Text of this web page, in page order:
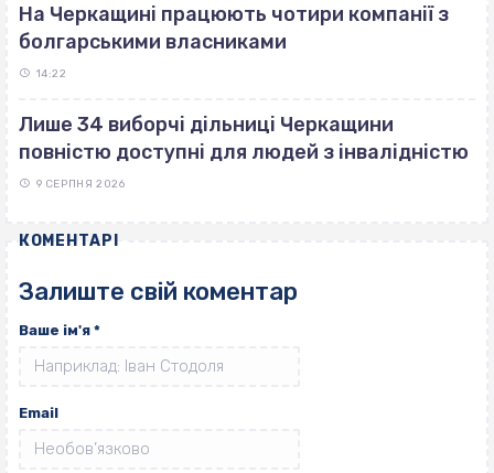
На Черкащині працюють чотири компанії з
болгарськими власниками
14:22
Лише 34 виборчі дільниці Черкащини
повністю доступні для людей з інвалідністю
9 СЕРПНЯ 2026
КОМЕНТАРІ
Залиште свій коментар
Ваше ім'я *
Email